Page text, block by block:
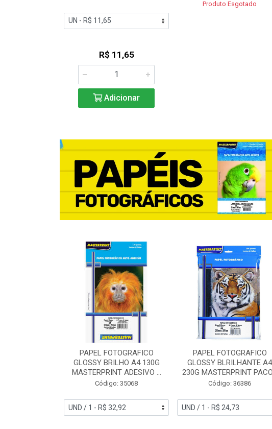
R$ 11,65
Adicionar
Produto Esgotado
PAPEL FOTOGRAFICO
GLOSSY BRILHO A4 130G
MASTERPRINT ADESIVO ...
Código: 35068
PAPEL FOTOGRAFICO
GLOSSY BLRILHANTE A4
230G MASTERPRINT
Código: 36386